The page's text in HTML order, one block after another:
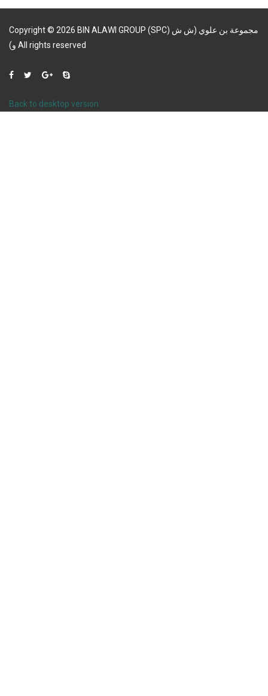
Copyright© 2026 BIN ALAWI GROUP (SPC) مجموعة بن علوي (ش ش
و) All rights reserved
Back to desktop version